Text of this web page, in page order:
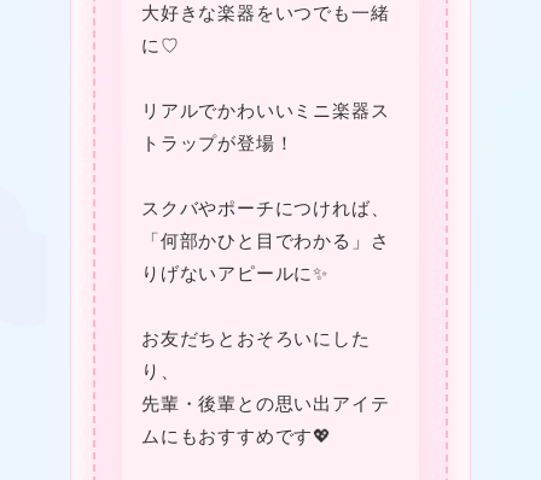
大好きな楽器をいつでも一緒
に♡
リアルでかわいいミニ楽器ス
トラップが登場！
スクバやポーチにつければ、
「何部かひと目でわかる」さ
りげないアピールに✨
お友だちとおそろいにした
り、
先輩・後輩との思い出アイテ
ムにもおすすめです💖